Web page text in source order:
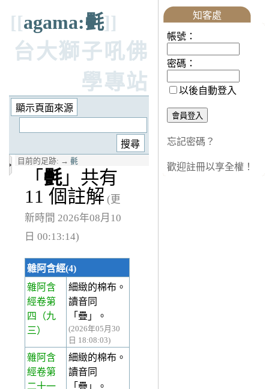
[[agama:㲲]]
台大獅子吼佛
學專站
目前的足跡: → 㲲
「 㲲」共有
11 個註解 (更
新時間 2026年08月10
日 00:13:14)
雜阿含經(4)
雜阿含
經卷第
四
（九
三）
細緻的棉布。
讀音同
「疊」。
(2026年05月30
日 18:08:03)
雜阿含
經卷第
二十一
細緻的棉布。
讀音同
「疊」。
知客處
帳號：
密碼：
以後自動登入
忘記密碼？
歡迎註冊以享全權！